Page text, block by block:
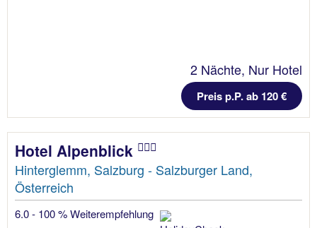
2 Nächte, Nur Hotel
Preis p.P. ab 120 €
Hotel Alpenblick
Hinterglemm, Salzburg - Salzburger Land,
Österreich
6.0 - 100 % Weiterempfehlung